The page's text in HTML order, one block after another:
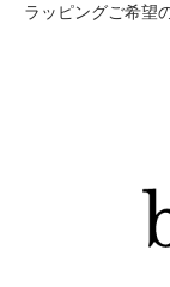
ラッピングご希望